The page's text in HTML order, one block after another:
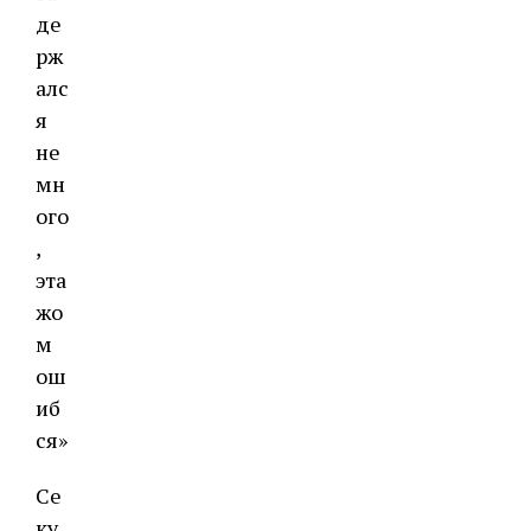
де
рж
алс
я
не
мн
ого
,
эта
жо
м
ош
иб
ся»
Се